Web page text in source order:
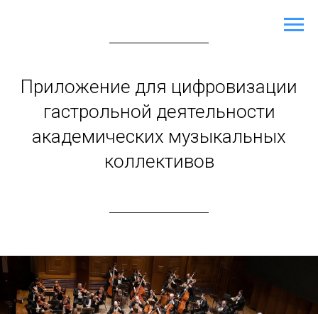
Приложение для цифровизации
гастрольной деятельности
академических музыкальных
коллективов